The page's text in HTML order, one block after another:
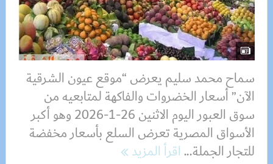
سماح محمد سليم يعرض “موقع عيون الشرقية
الآن” أسعار الخضروات والفاكهة لمتابعيه من
سوق العبور اليوم الاثنين 26-1-2026 وهو أكبر
الأسواق المصرية تعرض السلع بأسعار مخفضة
للتجار الجملة...اقرأ المزيد